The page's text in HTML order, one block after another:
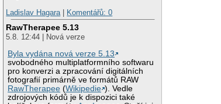
Ladislav Hagara | Komentářů: 0
RawTherapee 5.13
5.8. 12:44 | Nová verze
Byla vydána nová verze 5.13
svobodného multiplatformního softwaru
pro konverzi a zpracování digitálních
fotografií primárně ve formátů RAW
RawTherapee (Wikipedie ). Vedle
zdrojových kódů je k dispozici také